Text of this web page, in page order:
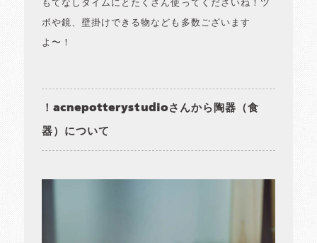
もてなしタイムにとたくさん使ってくださいね！ツ
ボや鏡、壁掛けできる物なども多数ございます
よ〜！
！acnepotterystudioさんから陶器（食
器）について